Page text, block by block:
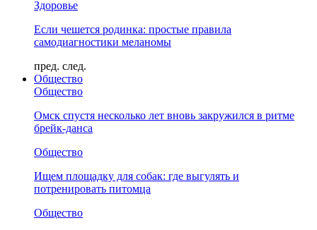
Здоровье
Если чешется родинка: простые правила
самодиагностики меланомы
пред. след.
Общество
Общество
Омск спустя несколько лет вновь закружился в ритме
брейк-данса
Общество
Ищем площадку для собак: где выгулять и
потренировать питомца
Общество